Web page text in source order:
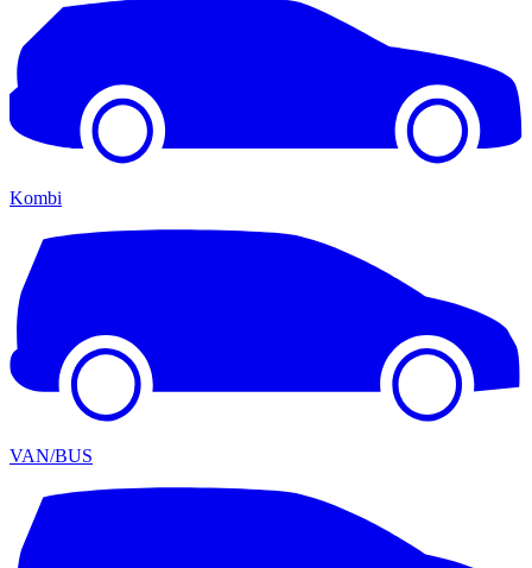
Kombi
VAN/BUS